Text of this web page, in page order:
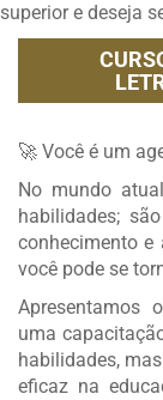
superior e deseja
🚀 Você é um
No mundo
habilidades;
conhecimento e
você pode se
Apresentamos
uma
habilidades,
eficaz na